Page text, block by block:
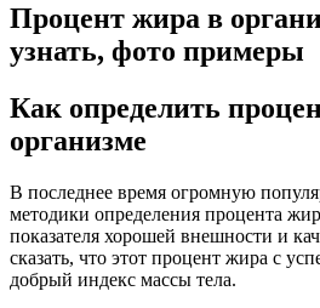
Процент жира в
узнать, фото примеры
Как определить
организме
В последнее время огромную
методики определения процента
показателя хорошей внешности и
сказать, что этот процент жира с
добрый индекс массы тела.